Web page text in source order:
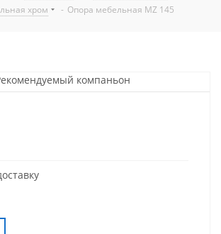
хром
- Опора мебельная MZ 145
компаньон